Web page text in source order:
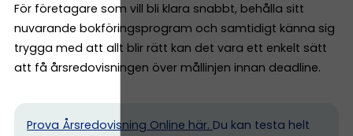
För företagare som vill bli klara snabbt, behålla sitt
nuvarande bokföringsprogram och samtidigt känna sig
trygga med att allt blir rätt kan det vara ett enkelt sätt
att få årsredovisningen över mållinjen innan deadline.
Prova Årsredovisning Online här. Du kan testa helt